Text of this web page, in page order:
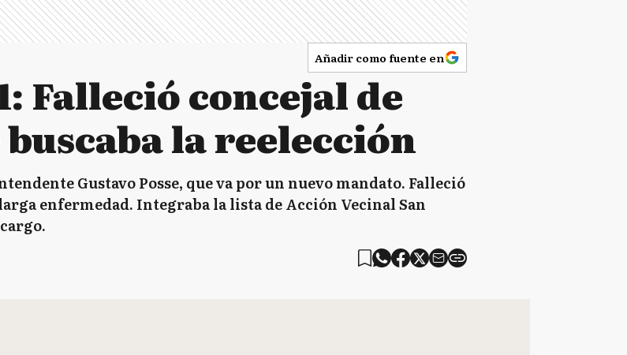
Añadir como fuente en
Falleció concejal de
la reelección
Gustavo Posse, que va por un nuevo mandato. Falleció
enfermedad. Integraba la lista de Acción Vecinal San